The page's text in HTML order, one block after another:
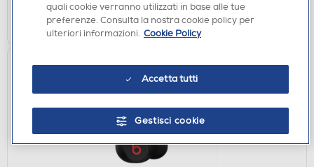
AGGIUNGI
quali cookie verranno utilizzati in base alle tue
preferenze. Consulta la nostra cookie policy per
ulteriori informazioni. Cookie Policy
Accetta tutti
Gestisci cookie